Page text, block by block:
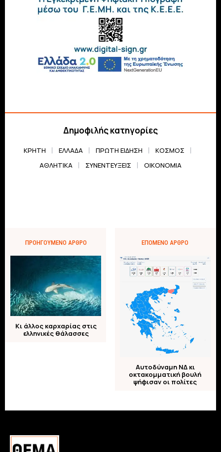
Δημοφιλής κατηγορίες
ΚΡΗΤΗ ΕΛΛΆΔΑ ΠΡΏΤΗ ΕΊΔΗΣΗ
ΚΌΣΜΟΣ
ΑΘΛΗΤΙΚΆ
ΣΥΝΕΝΤΕΎΞΕΙΣ ΟΙΚΟΝΟΜΊΑ
ΠΡΟΗΓΟΎΜΕΝΟ ΆΡΘΡΟ
Κι άλλος καρχαρίας στις
ελληνικές θάλασσες
ΕΠΌΜΕΝΟ ΆΡΘΡΟ
Αυτοδύναμη ΝΔ κι
οκτακομματική βουλή
ψήφισαν οι πολίτες